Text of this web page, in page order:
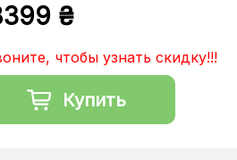
₴
чтобы узнать скидку!!!
Купить